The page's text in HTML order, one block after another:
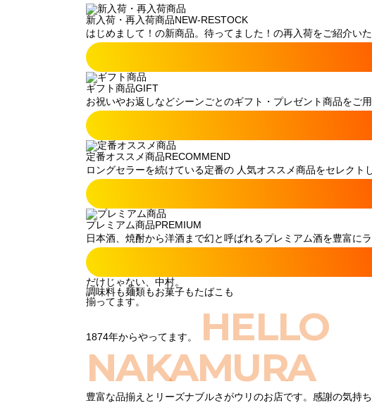
新入荷・再入荷商品NEW-RESTOCK
はじめまして！の新商品。待ってました！の再入荷をご紹介いた
ギフト商品GIFT
お祝いやお返しなどシーンごとのギフト・プレゼント商品をご用
定番オススメ商品RECOMMEND
ロングセラーを続けている定番の 人気オススメ商品をセレクト
プレミアム商品PREMIUM
日本酒、焼酎から洋酒まで幻と呼ばれるプレミアム酒を豊富に
だけじゃない、中村。
調味料も麺類もお菓子もたばこも
揃ってます。
1874年からやってます。
HELLO
NAKAMURA
豊富な品揃えとリーズナブルさがウリのお店です。感謝の気持